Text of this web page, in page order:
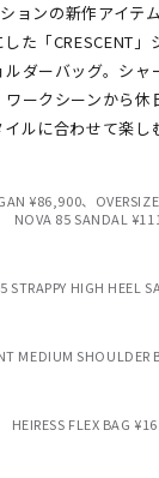
ョンの新作アイテ
た「CRESCENT
ダーバッグ。シ
ークシーンから休
ルに合わせて楽し
¥86,900、
NOVA 85 SANDAL
STRAPPY HIGH HEEL
MEDIUM
HEIRESS FLEX BAG